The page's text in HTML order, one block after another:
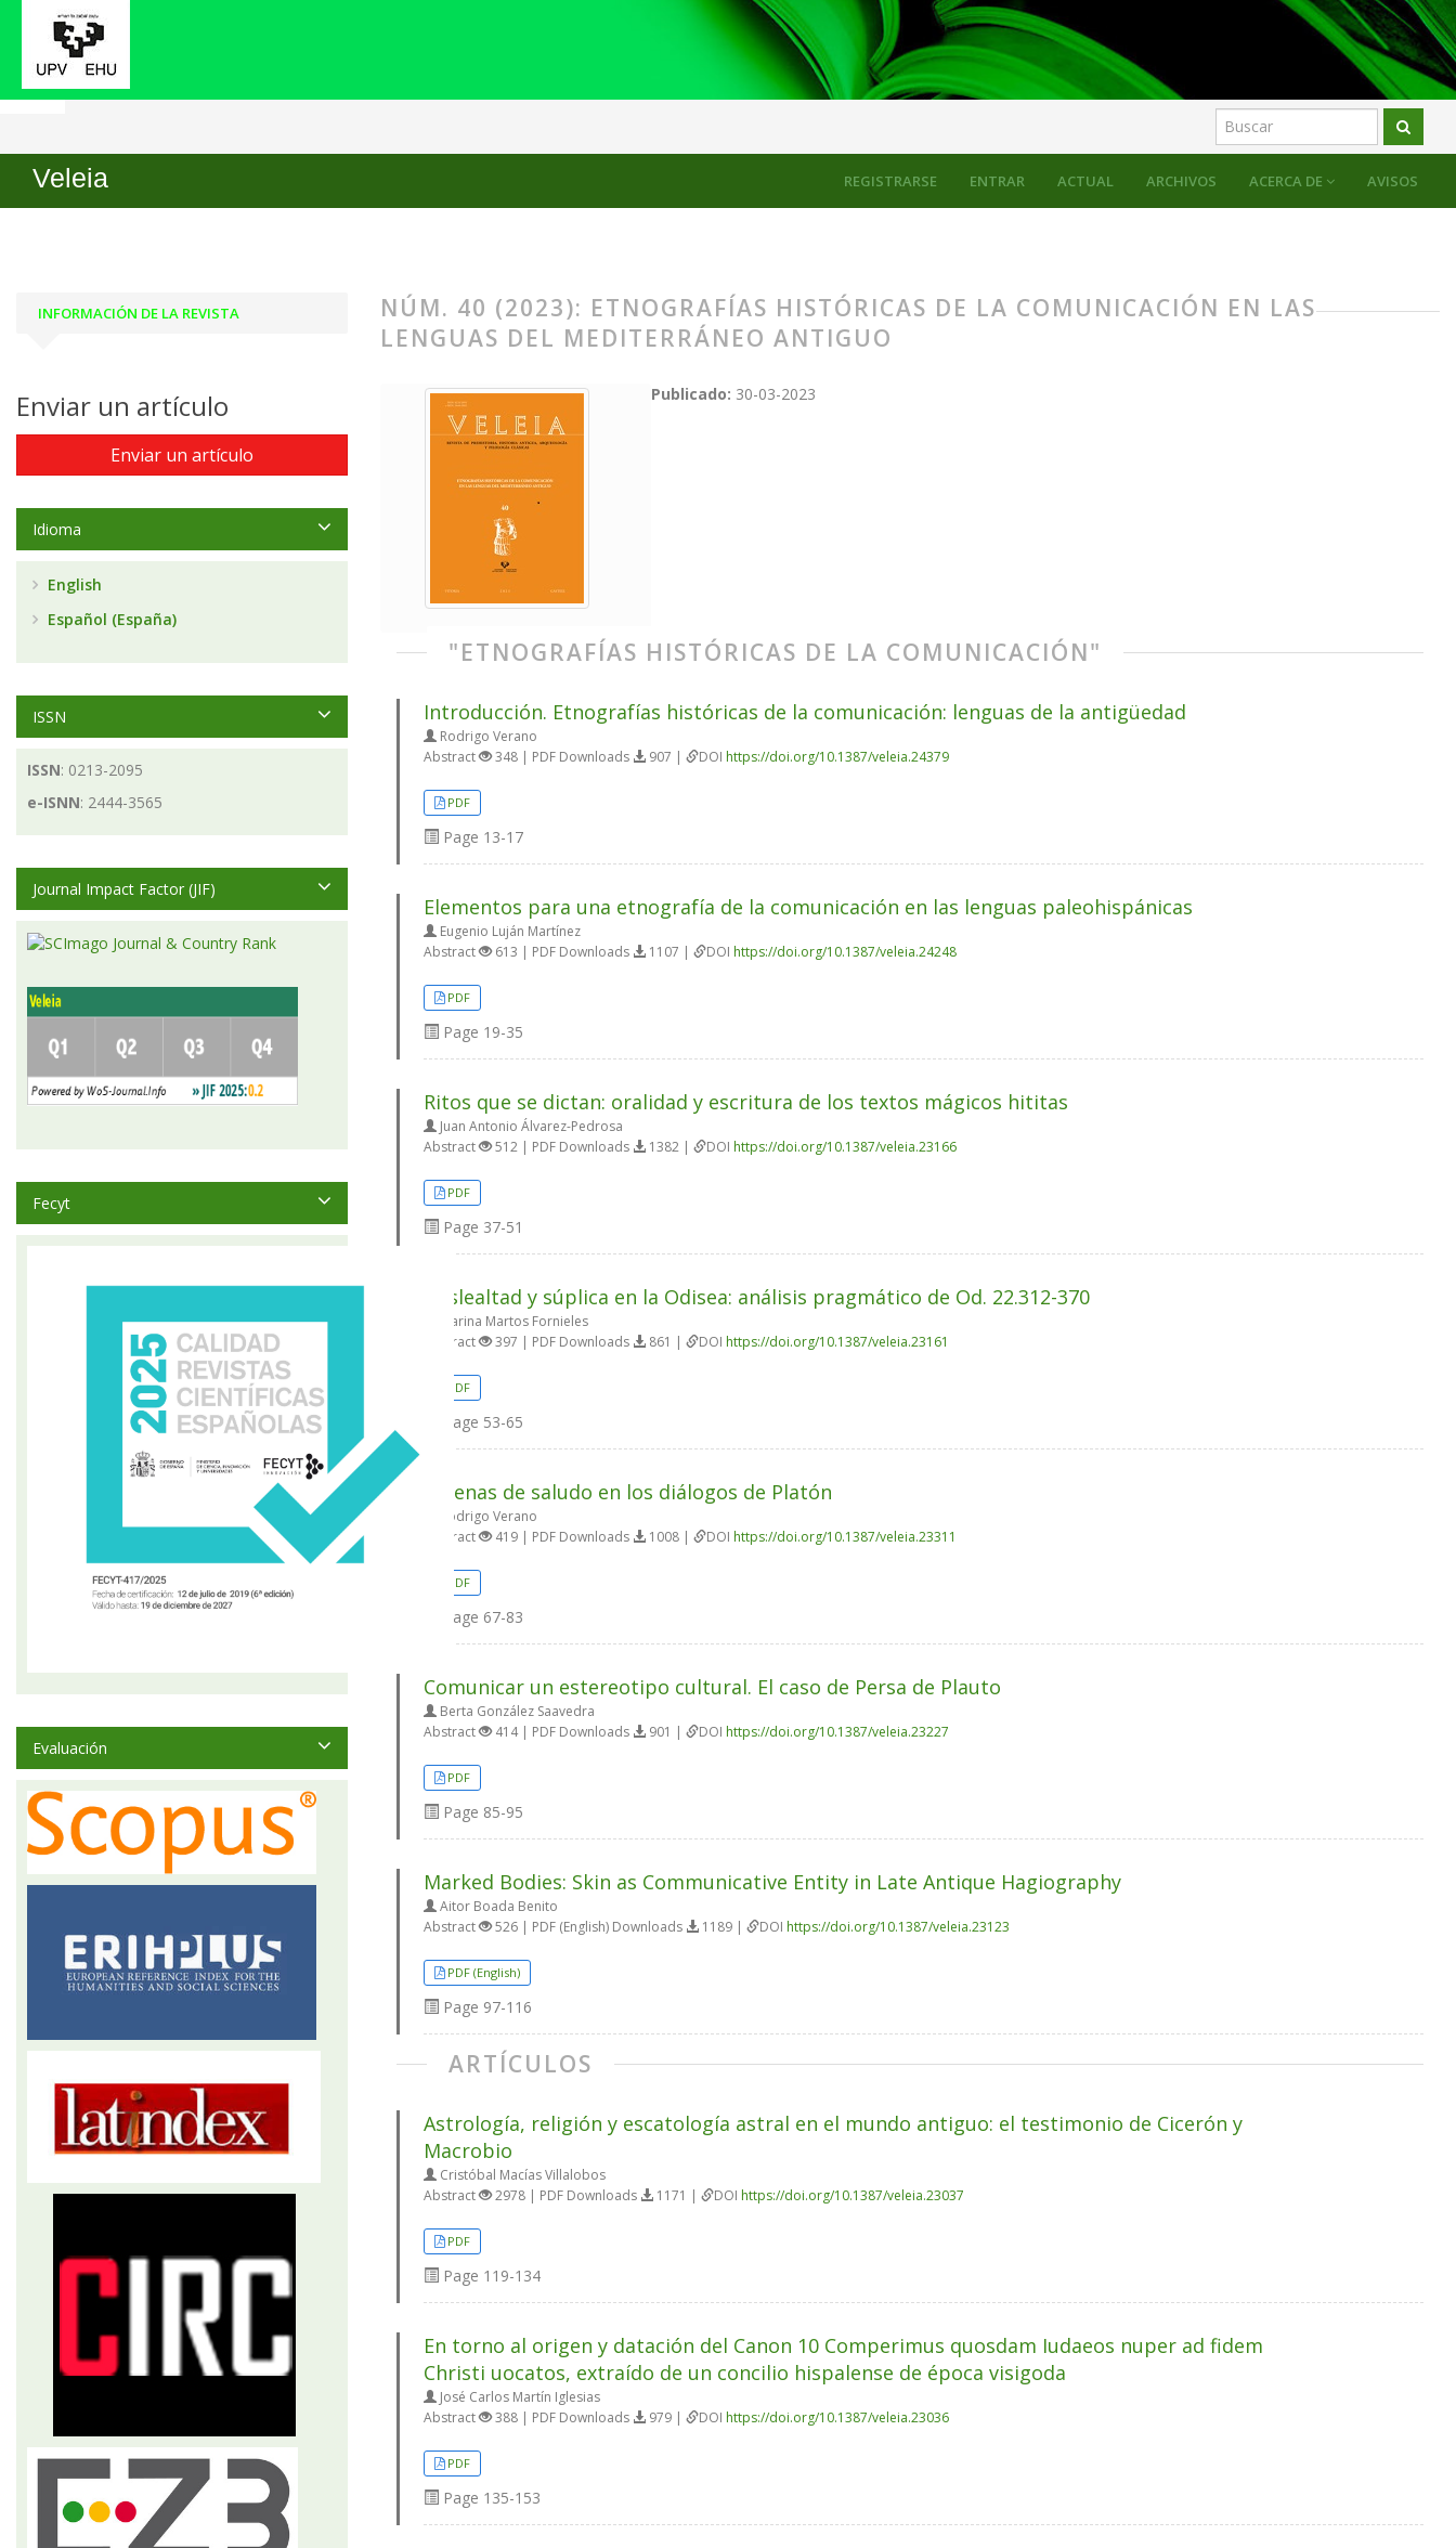
ACTUAL ARCHIVOS ACERCA DE AVISOS
REGISTRARSE ENTRAR
Veleia
Inicio Archivos Núm. 40 (2023): Etnografías históricas de la comunicación en las lenguas del Mediterráneo antiguo
NÚM. 40 (2023): ETNOGRAFÍAS HISTÓRICAS DE LA COMUNICACIÓN EN LAS
LENGUAS DEL MEDITERRÁNEO ANTIGUO
Publicado: 30-03-2023
"ETNOGRAFÍAS HISTÓRICAS DE LA COMUNICACIÓN"
Introducción. Etnografías históricas de la comunicación: lenguas de la antigüedad
Rodrigo Verano
Abstract
348 | PDF Downloads 907 | DOI https://doi.org/10.1387/veleia.24379
PDF
Page 13-17
Elementos para una etnografía de la comunicación en las lenguas paleohispánicas
Eugenio Luján Martínez
Abstract
613 | PDF Downloads 1107 | DOI https://doi.org/10.1387/veleia.24248
PDF
Page 19-35
Ritos que se dictan: oralidad y escritura de los textos mágicos hititas
Juan Antonio Álvarez-Pedrosa
Abstract
512 | PDF Downloads 1382 | DOI https://doi.org/10.1387/veleia.23166
PDF
Page 37-51
Deslealtad y súplica en la Odisea: análisis pragmático de Od. 22.312-370
Marina Martos Fornieles
Abstract
397 | PDF Downloads 861 | DOI https://doi.org/10.1387/veleia.23161
PDF
Page 53-65
Escenas de saludo en los diálogos de Platón
Rodrigo Verano
Abstract
419 | PDF Downloads 1008 | DOI https://doi.org/10.1387/veleia.23311
PDF
Page 67-83
Comunicar un estereotipo cultural. El caso de Persa de Plauto
Berta González Saavedra
Abstract
414 | PDF Downloads 901 | DOI https://doi.org/10.1387/veleia.23227
PDF
Page 85-95
Marked Bodies: Skin as Communicative Entity in Late Antique Hagiography
Aitor Boada Benito
Abstract
526 | PDF (English) Downloads 1189 | DOI https://doi.org/10.1387/veleia.23123
PDF (English)
Page 97-116
ARTÍCULOS
Astrología, religión y escatología astral en el mundo antiguo: el testimonio de Cicerón y
Macrobio
Cristóbal Macías Villalobos
Abstract
2978 | PDF Downloads 1171 | DOI https://doi.org/10.1387/veleia.23037
PDF
Page 119-134
En torno al origen y datación del Canon 10 Comperimus quosdam Iudaeos nuper ad fidem
Christi uocatos, extraído de un concilio hispalense de época visigoda
José Carlos Martín Iglesias
Abstract
388 | PDF Downloads 979 | DOI https://doi.org/10.1387/veleia.23036
PDF
Page 135-153
INFORMACIÓN DE LA REVISTA
Enviar un artículo
Enviar un artículo
Idioma
English
Español (España)
ISSN
ISSN: 0213-2095
e-ISNN: 2444-3565
Journal Impact Factor (JIF)
Fecyt
Evaluación